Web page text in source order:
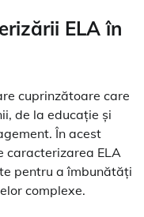
ELA în
cuprinzătoare care
de la educație și
În acest
caracterizarea ELA
pentru a îmbunătăți
complexe.